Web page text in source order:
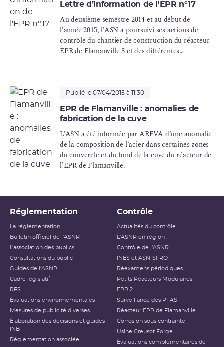
Lettre d’information de l'EPR n°17
Au deuxième semestre 2014 et au début de
l’année 2015, l’ASN a poursuivi ses actions de
contrôle du chantier de construction du réacteur
EPR de Flamanville 3 et des différentes
Publié le 07/04/2015 à 11:30
EPR de Flamanville : anomalies de
fabrication de la cuve
L’ASN a été informée par AREVA d’une anomalie
de la composition de l’acier dans certaines zones
du couvercle et du fond de la cuve du réacteur de
l’EPR de Flamanville.
Réglementation
La réglementation
Bulletin officiel de l'ASNR
L’association des publics
Consultations du public
Guides de l'ASNR
Cadre législatif
RFS
Évaluations environnementales
Mesures de publicité diverses
Élaboration des décisions et guides
INB
Réglementation associée
Contrôle
Actualités du contrôle
L'ASNR en région
Contrôle de l'ASNR
INES et ASN-SFRO
Réexamens périodiques
Petits Réacteurs Modulaires
EPR 2
Surveillance des PFAS
Réacteur EPR de Flamanville
Corrosion sous contrainte
Usine Creusot Forge
Évaluations complémentaires de